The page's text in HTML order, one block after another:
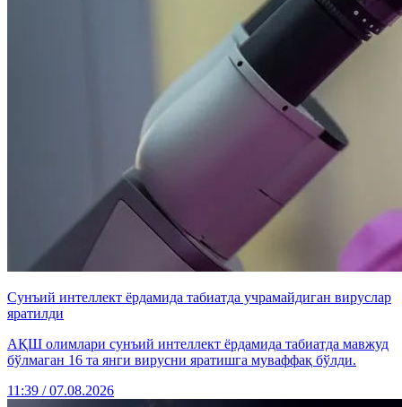
Сунъий интеллект ёрдамида табиатда учрамайдиган вируслар
яратилди
АҚШ олимлари сунъий интеллект ёрдамида табиатда мавжуд
бўлмаган 16 та янги вирусни яратишга муваффақ бўлди.
11:39 / 07.08.2026